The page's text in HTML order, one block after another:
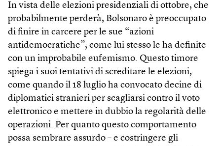
In vista delle elezioni presidenziali di ottobre, che
probabilmente perderà, Bolsonaro è preoccupato
di finire in carcere per le sue “azioni
antidemocratiche”, come lui stesso le ha definite
con un improbabile eufemismo. Questo timore
spiega i suoi tentativi di screditare le elezioni,
come quando il 18 luglio ha convocato decine di
diplomatici stranieri per scagliarsi contro il voto
elettronico e mettere in dubbio la regolarità delle
operazioni. Per quanto questo comportamento
possa sembrare assurdo – e costringere gli